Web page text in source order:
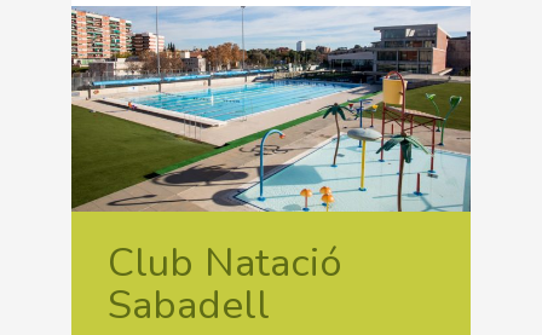
Club Natació
Sabadell